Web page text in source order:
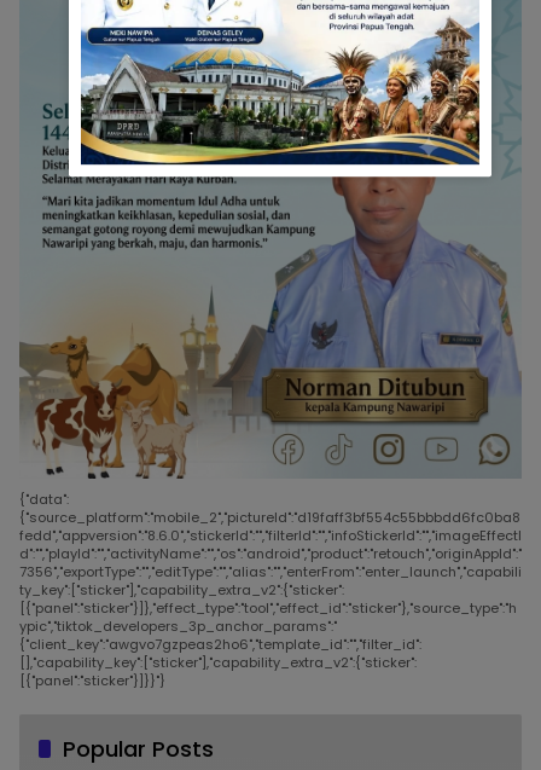
{"data":
{"source_platform":"mobile_2","pictureId":"d19faff3bf554c55bbbdd6fc0ba8
fedd","appversion":"8.6.0","stickerId":"","filterId":"","infoStickerId":"","imageEffectI
d":"","playId":"","activityName":"","os":"android","product":"retouch","originAppId":"
7356","exportType":"","editType":"","alias":"","enterFrom":"enter_launch","capabili
ty_key":["sticker"],"capability_extra_v2":{"sticker":
[{"panel":"sticker"}]},"effect_type":"tool","effect_id":"sticker"},"source_type":"h
ypic","tiktok_developers_3p_anchor_params":"
{"client_key":"awgvo7gzpeas2ho6","template_id":"","filter_id":
[],"capability_key":["sticker"],"capability_extra_v2":{"sticker":
[{"panel":"sticker"}]}}"}
Popular Posts